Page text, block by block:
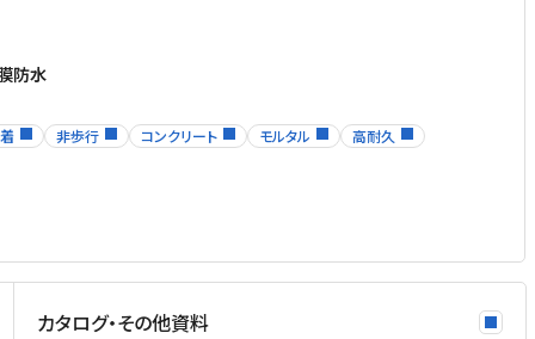
防水
非歩行 コンクリート モルタル 高耐久
カタログ・その他資料